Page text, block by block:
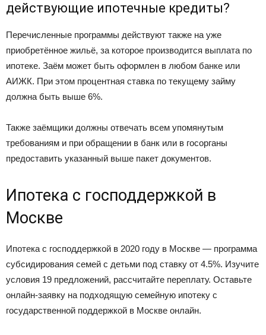
действующие ипотечные кредиты?
Перечисленные программы действуют также на уже
приобретённое жильё, за которое производится выплата по
ипотеке. Заём может быть оформлен в любом банке или
АИЖК. При этом процентная ставка по текущему займу
должна быть выше 6%.
Также заёмщики должны отвечать всем упомянутым
требованиям и при обращении в банк или в госорганы
предоставить указанный выше пакет документов.
Ипотека с господдержкой в
Москве
Ипотека с господдержкой в 2020 году в Москве — программа
субсидирования семей с детьми под ставку от 4.5%. Изучите
условия 19 предложений, рассчитайте переплату. Оставьте
онлайн-заявку на подходящую семейную ипотеку с
государственной поддержкой в Москве онлайн.